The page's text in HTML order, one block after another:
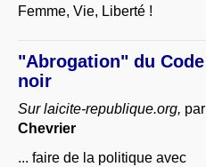
Femme, Vie, Liberté !
"Abrogation" du Code
noir
Sur laicite-republique.org, par
Chevrier
... faire de la politique avec